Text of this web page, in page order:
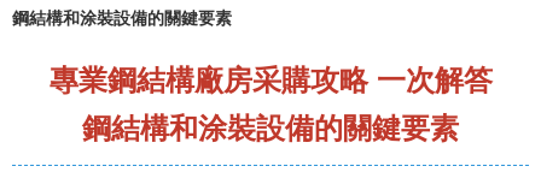
鋼結構和涂裝設備的關鍵要素
專業鋼結構廠房采購攻略 一次解答
鋼結構和涂裝設備的關鍵要素